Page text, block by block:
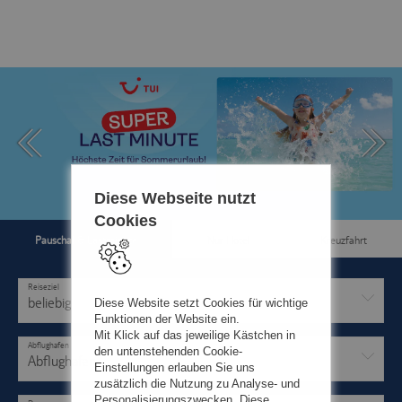
Pauschal & Lastminute Kreuzfahrt
Reiseziel
beliebig
Abflughafen
Abflughafen
Diese Webseite nutzt
Cookies
Diese Website setzt Cookies für wichtige
Funktionen der Website ein.
Mit Klick auf das jeweilige Kästchen in
den untenstehenden Cookie-
Einstellungen erlauben Sie uns
zusätzlich die Nutzung zu Analyse- und
Personalisierungszwecken. Diese